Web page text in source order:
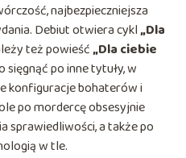
najbezpieczniejsza
Debiut otwiera cykl„Dla
też powieść„Dla ciebie
po inne tytuły, w
konfiguracje bohaterów i
po mordercę obsesyjnie
sprawiedliwości, a także po
w tle.